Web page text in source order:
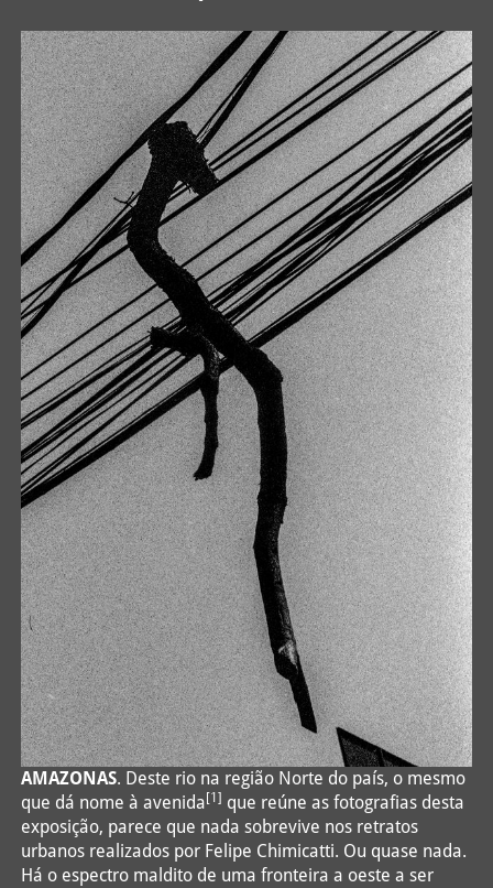
AMAZONAS. Deste rio na região Norte do país, o mesmo
que dá nome à avenida [1] que reúne as fotografias desta
exposição, parece que nada sobrevive nos retratos
urbanos realizados por Felipe Chimicatti. Ou quase nada.
Há o espectro maldito de uma fronteira a oeste a ser